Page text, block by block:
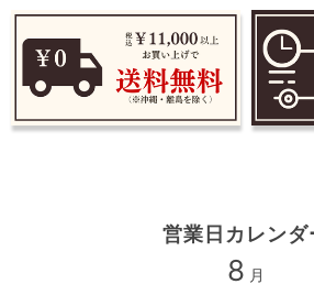
営業日カレンダ
8 月